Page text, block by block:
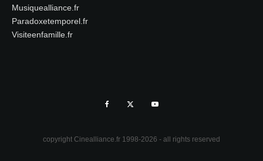
Musiquealliance.fr
Paradoxetemporel.fr
Visiteenfamille.fr
copyright Cinealliance.fr 1998-2026 - all rights reserved